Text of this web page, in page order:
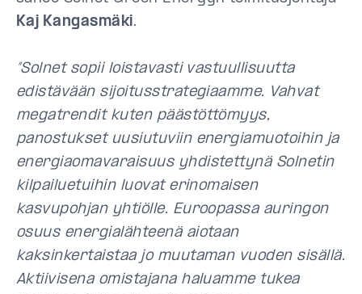
Kaj Kangasmäki.
”Solnet sopii loistavasti vastuullisuutta
edistävään sijoitusstrategiaamme. Vahvat
megatrendit kuten päästöttömyys,
panostukset uusiutuviin energiamuotoihin ja
energiaomavaraisuus yhdistettynä Solnetin
kilpailuetuihin luovat erinomaisen
kasvupohjan yhtiölle. Euroopassa auringon
osuus energialähteenä aiotaan
kaksinkertaistaa jo muutaman vuoden sisällä.
Aktiivisena omistajana haluamme tukea